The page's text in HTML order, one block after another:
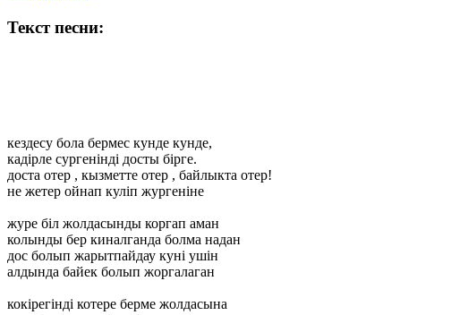
Текст песни:
кездесу бола бермес кунде кунде,
кадірле сургенінді досты бірге.
доста отер , кызметте отер , байлыкта отер!
не жетер ойнап куліп жургеніне
журе біл жолдасынды коргап аман
колынды бер киналганда болма надан
дос болып жарытпайдау куні ушін
алдында байек болып жоргалаган
кокірегінді котере берме жолдасына